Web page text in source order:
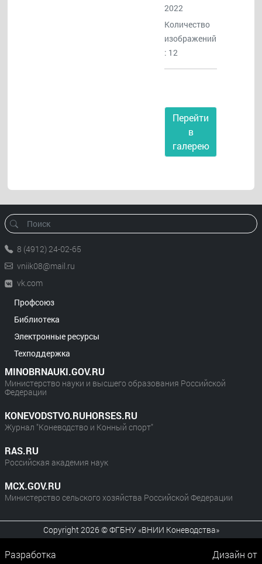
2022
Количество
изображений
: 12
Перейти
в
галерею
8 (4912) 24-02-65
vniik08@mail.ru
vk.com
Профсоюз
Библиотека
Электронные ресурсы
Техподдержка
MINOBRNAUKI.GOV.RU
Министерство науки и высшего образования Российской
Федерации
KONEVODSTVO.RUHORSES.RU
Журнал "Коневодство и Конный спорт"
RAS.RU
Российская академия наук
MCX.GOV.RU
Министерство сельского хозяйства Российской Федерации
Copyright 2026 © ФГБНУ «ВНИИ Коневодства»
Разработка
Дизайн от